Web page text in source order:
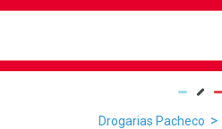
Drogarias Pacheco